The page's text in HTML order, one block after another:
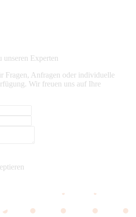
unseren Experten
Fragen, Anfragen oder individuelle
Wir freuen uns auf Ihre